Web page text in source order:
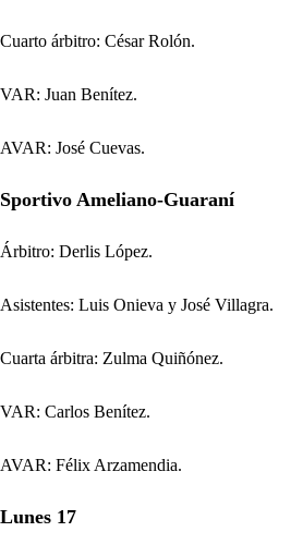
Cuarto árbitro: César Rolón.
VAR: Juan Benítez.
AVAR: José Cuevas.
Sportivo Ameliano-Guaraní
Árbitro: Derlis López.
Asistentes: Luis Onieva y José Villagra.
Cuarta árbitra: Zulma Quiñónez.
VAR: Carlos Benítez.
AVAR: Félix Arzamendia.
Lunes 17